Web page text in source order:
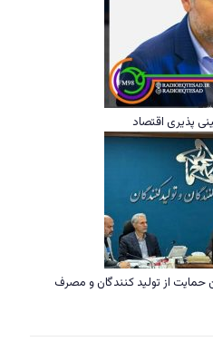
پذیری اقتصاد
از تولید کنندگان و مصرف